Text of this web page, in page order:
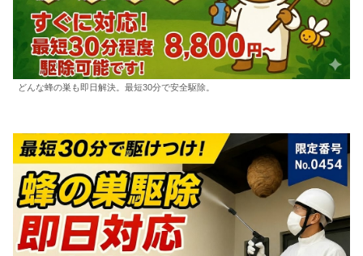
どんな蜂の巣も即日解決。最短30分で安全駆除。